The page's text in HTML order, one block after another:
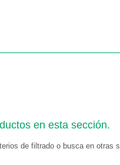
en esta sección.
de filtrado o busca en otras